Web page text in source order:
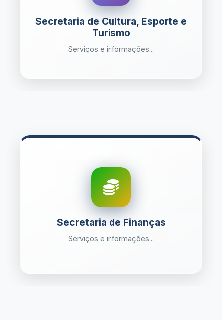
Secretaria de Cultura, Esporte e
Turismo
Serviços e informações...
Secretaria de Finanças
Serviços e informações...